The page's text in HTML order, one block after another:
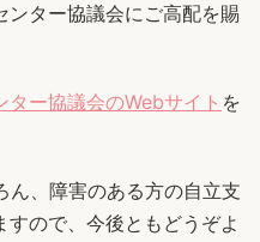
ター協議会にご高配を賜
ター協議会のWebサイト を
ん、障害のある方の自立支
ので、今後ともどうぞよ